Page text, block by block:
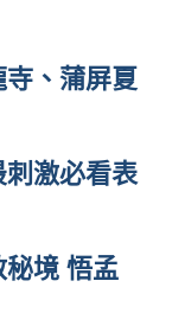
寺、蒲屏夏
刺激必看表
秘境 悟孟